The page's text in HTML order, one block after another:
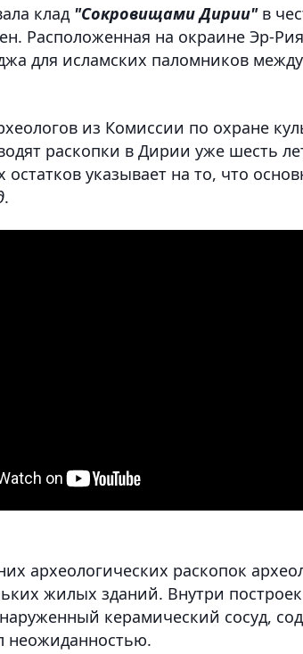
клад "Сокровищами Дирии"в
Расположенная на окраине Эр-
для исламских паломников
из Комиссии по охране
раскопки в Дирии уже шесть
остатков указывает на то, что
.
археологических раскопок
жилых зданий. Внутри
керамический сосуд,
неожиданностью.